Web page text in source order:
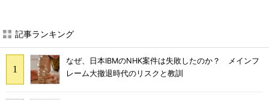
記事ランキング
なぜ、日本IBMのNHK案件は失敗したのか？ メインフ
レーム大撤退時代のリスクと教訓